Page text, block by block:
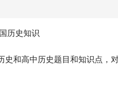
历史知识
史和高中历史题目和知识点，